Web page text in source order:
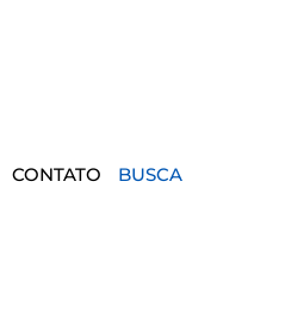
CONTATO BUSCA